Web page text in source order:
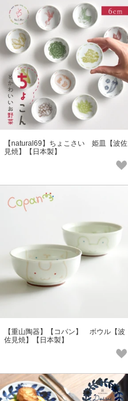
【natural69】ちょこさい 姫皿【波佐
見焼】【日本製】
【重山陶器】【コパン】 ボウル【波
佐見焼】【日本製】